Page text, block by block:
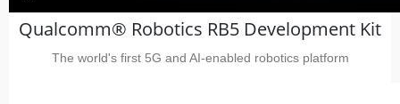
Qualcomm® Robotics RB5 Development Kit
The world's first 5G and AI-enabled robotics platform